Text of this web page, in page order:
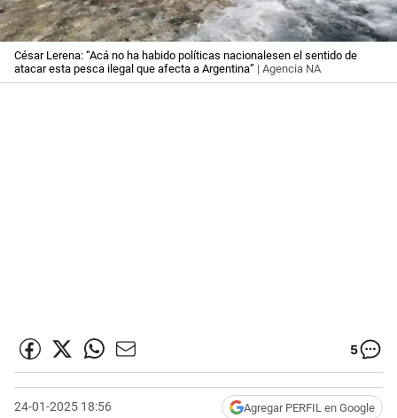
César Lerena: “Acá no ha habido políticas nacionalesen el sentido de
atacar esta pesca ilegal que afecta a Argentina” | Agencia NA
5
24-01-2025 18:56 Agregar PERFIL en Google